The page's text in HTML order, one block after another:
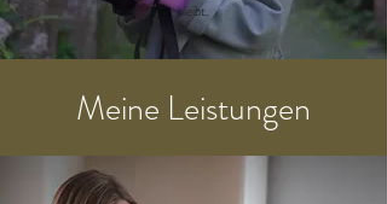
bleibt.
Meine Leistungen